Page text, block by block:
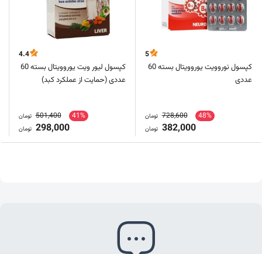
5
کپسول نوروویت یوروویتال بسته 60
عددی
48%
728,600 تومان
382,000 تومان
4.4
کپسول لیور ویت یوروویتال بسته 60
عددی (حمایت از عملکرد کبد)
41%
501,400 تومان
298,000 تومان